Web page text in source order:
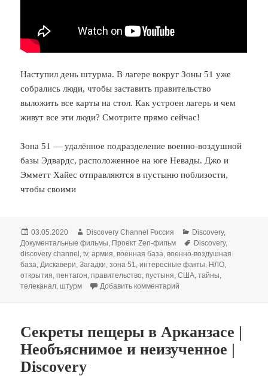
Наступил день штурма. В лагере вокруг Зоны 51 уже
собрались люди, чтобы заставить правительство
выложить все карты на стол. Как устроен лагерь и чем
живут все эти люди? Смотрите прямо сейчас!
Зона 51 — удалённое подразделение военно-воздушной
базы Эдвардс, расположенное на юге Невады. Джо и
Эмметт Хайес отправляются в пустыню поблизости,
чтобы своими
Опубликовано
03.05.2020 Автор
Discovery Channel Россия Рубрики
Discovery,
Документальные фильмы, Проект Zen-фильм Метки
Discovery,
discovery channel ,tv,армия,военная база,военно-воздушная
база,Дискавери,Загадки,зона 51,интересные факты, НЛО,
открытия,пентагон,правительство,пустыня,США,тайны,
телеканал,штурм Добавить комментарий
Секреты пещеры в Арканзасе |
Необъяснимое и неизученное |
Discovery